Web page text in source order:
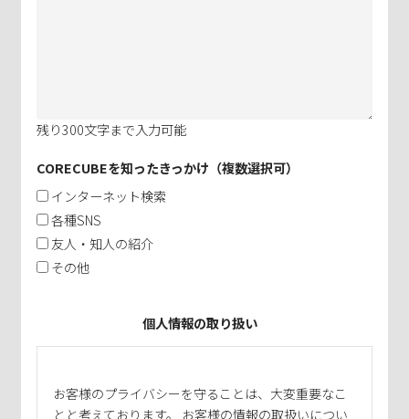
残り300文字まで入力可能
CORECUBEを知ったきっかけ（複数選択可）
インターネット検索
各種SNS
友人・知人の紹介
その他
個人情報の取り扱い
お客様のプライバシーを守ることは、大変重要なこ
とと考えております。 お客様の情報の取扱いについ